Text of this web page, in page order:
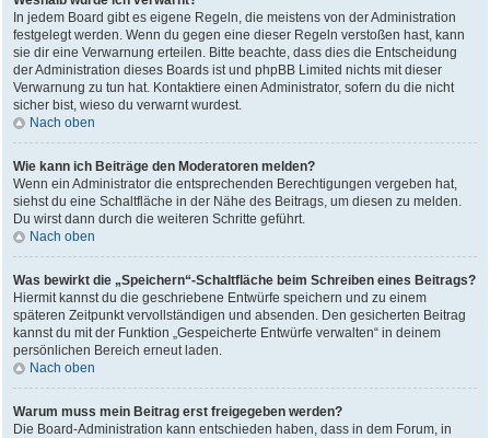
In jedem Board gibt es eigene Regeln, die meistens von der Administration
festgelegt werden. Wenn du gegen eine dieser Regeln verstoßen hast, kann
sie dir eine Verwarnung erteilen. Bitte beachte, dass dies die Entscheidung
der Administration dieses Boards ist und phpBB Limited nichts mit dieser
Verwarnung zu tun hat. Kontaktiere einen Administrator, sofern du die nicht
sicher bist, wieso du verwarnt wurdest.
Nach oben
Wie kann ich Beiträge den Moderatoren melden?
Wenn ein Administrator die entsprechenden Berechtigungen vergeben hat,
siehst du eine Schaltfläche in der Nähe des Beitrags, um diesen zu melden.
Du wirst dann durch die weiteren Schritte geführt.
Nach oben
Was bewirkt die „Speichern“-Schaltfläche beim Schreiben eines Beitrags?
Hiermit kannst du die geschriebene Entwürfe speichern und zu einem
späteren Zeitpunkt vervollständigen und absenden. Den gesicherten Beitrag
kannst du mit der Funktion „Gespeicherte Entwürfe verwalten“ in deinem
persönlichen Bereich erneut laden.
Nach oben
Warum muss mein Beitrag erst freigegeben werden?
Die Board-Administration kann entschieden haben, dass in dem Forum, in